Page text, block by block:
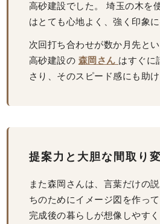
高砂建設でした。 埼玉の木を
はとても心地よく、強く印象に
次回打ち合わせが数か月先と
高砂建設の 森岡さん はすぐに
さり、そのスピード感にも助け
提案力と大胆な間取り
また森岡さんは、言葉だけの
ちのためにイメージ図を作っ
完成後の暮らしが想像しやす